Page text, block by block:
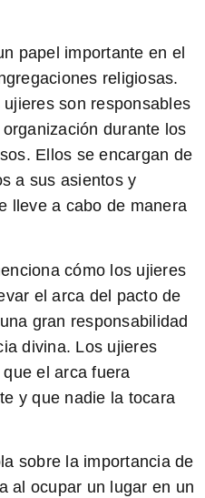
papel importante en el
religiosas.
son responsables
durante los
Ellos se encargan de
a sus asientos y
lleve a cabo de manera
cómo los ujieres
el arca del pacto de
gran responsabilidad
divina. Los ujieres
el arca fuera
y que nadie la tocara
sobre la importancia de
al ocupar un lugar en un